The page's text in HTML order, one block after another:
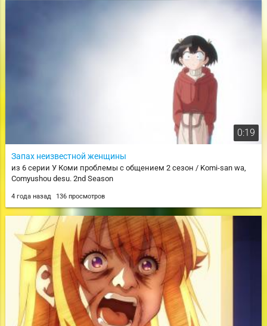
0:19
Запах неизвестной женщины
из 6 серии У Коми проблемы с общением 2 сезон / Komi-san wa,
Comyushou desu. 2nd Season
4 года назад 136 просмотров